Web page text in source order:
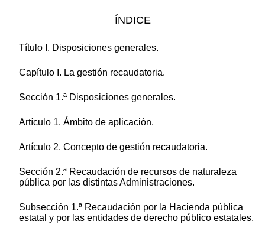
ÍNDICE
Título I. Disposiciones generales.
Capítulo I. La gestión recaudatoria.
Sección 1.ª Disposiciones generales.
Artículo 1. Ámbito de aplicación.
Artículo 2. Concepto de gestión recaudatoria.
Sección 2.ª Recaudación de recursos de naturaleza
pública por las distintas Administraciones.
Subsección 1.ª Recaudación por la Hacienda pública
estatal y por las entidades de derecho público estatales.